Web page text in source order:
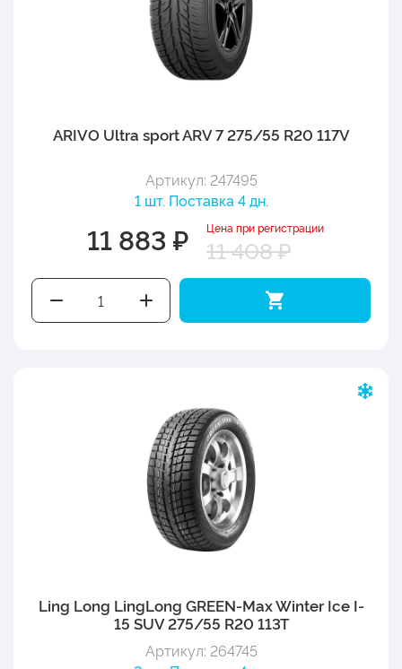
ARIVO Ultra sport ARV 7 275/55 R20 117V
Артикул: 247495
1 шт. Поставка 4 дн.
11 883 ₽ Цена при регистрации
11 408 ₽
Ling Long LingLong GREEN-Max Winter Ice I-
15 SUV 275/55 R20 113T
Артикул: 264745